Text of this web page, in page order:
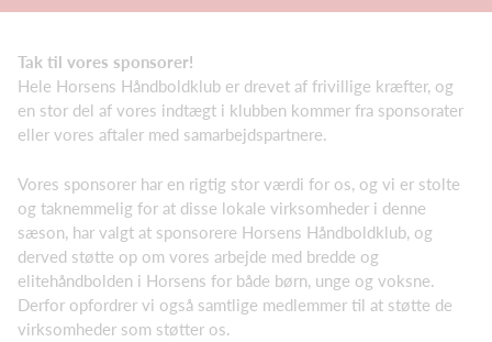
Tak til vores sponsorer!
Hele Horsens Håndboldklub er drevet af frivillige kræfter, og
en stor del af vores indtægt i klubben kommer fra sponsorater
eller vores aftaler med samarbejdspartnere.
Vores sponsorer har en rigtig stor værdi for os, og vi er stolte
og taknemmelig for at disse lokale virksomheder i denne
sæson, har valgt at sponsorere Horsens Håndboldklub, og
derved støtte op om vores arbejde med bredde og
elitehåndbolden i Horsens for både børn, unge og voksne.
Derfor opfordrer vi også samtlige medlemmer til at støtte de
virksomheder som støtter os.